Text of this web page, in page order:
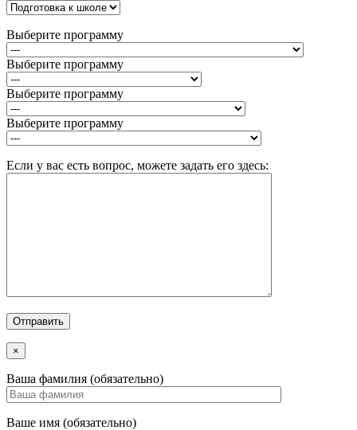
Выберите программу
Выберите программу
Выберите программу
Выберите программу
Если у вас есть вопрос, можете задать его здесь:
×
Ваша фамилия (обязательно)
Ваше имя (обязательно)